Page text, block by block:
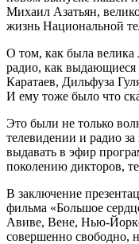
Михаил Азатьян,
жизнь Национальной
О том, как была велика
радио, как выдающиеся
Каратаев, Дильфуза
И ему тоже было что
Это были не только
телевидении и радио
выдавать в эфир
поколению дикторов,
В заключение
фильма «Большое
Авиве, Вене, Нью-Йорке
совершенно свободно,